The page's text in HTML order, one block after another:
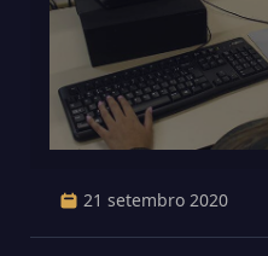
21 setembro 2020